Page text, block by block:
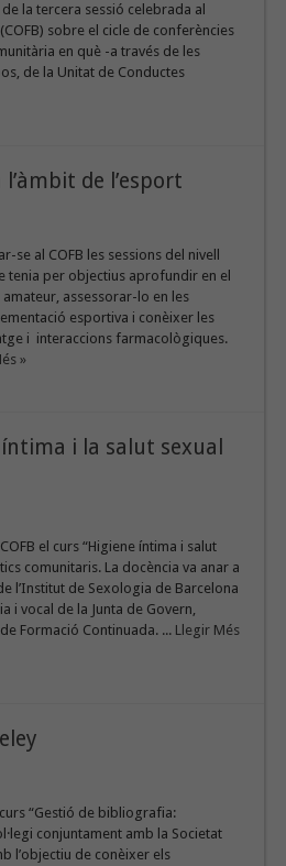
la tercera sessió celebrada al
sobre el cicle de conferències
en què -a través de les
de la Unitat de Conductes
de l’esport
se al COFB les sessions del nivell
tenia per objectius aprofundir en el
assessorar-lo en les
esportiva i conèixer les
i interaccions farmacològiques.
»
i la salut sexual
el curs “Higiene íntima i salut
comunitaris. La docència va anar a
l’Institut de Sexologia de Barcelona
i vocal de la Junta de Govern,
Formació Continuada. ... Llegir Més
“Gestió de bibliografia:
conjuntament amb la Societat
l’objectiu de conèixer els